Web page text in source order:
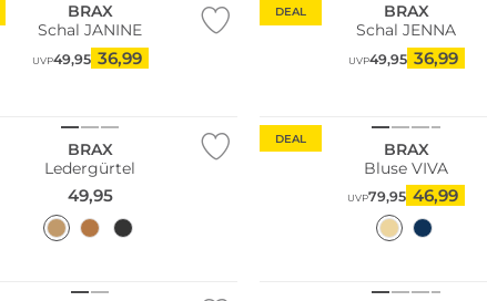
BRAX
Schal JANINE
UVP49,95 36,99
DEAL
BRAX
Schal JENNA
UVP49,95 36,99
BRAX
Ledergürtel
49,95
DEAL
BRAX
Bluse VIVA
UVP79,95 46,99